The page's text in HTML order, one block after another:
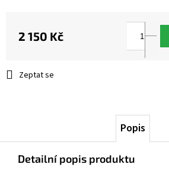
Zeptat se
2 150 Kč
Popis
Detailní popis produktu